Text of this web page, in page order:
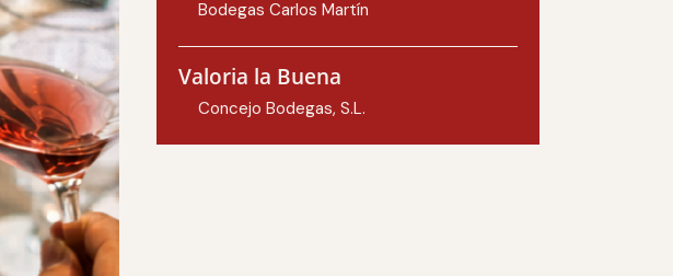
Bodegas Carlos Martín
Valoria la Buena
Concejo Bodegas, S.L.